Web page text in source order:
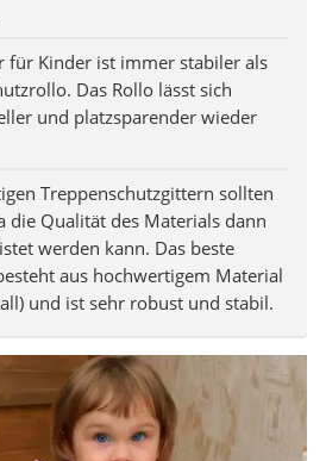
für Kinder ist immer stabiler als
Das Rollo lässt sich
und platzsparender wieder
Treppenschutzgittern sollten
die Qualität des Materials dann
werden kann. Das beste
aus hochwertigem Material
und ist sehr robust und stabil.